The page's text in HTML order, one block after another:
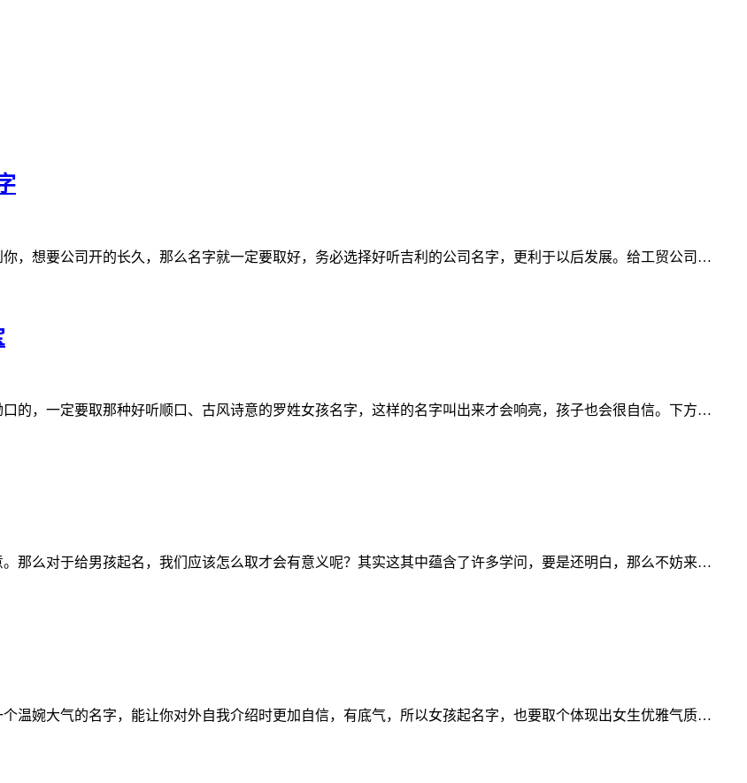
，想要公司开的长久，那么名字就一定要取好，务必选择好听吉利的公司名字，更利于以后发展。给工贸公司…
的，一定要取那种好听顺口、古风诗意的罗姓女孩名字，这样的名字叫出来才会响亮，孩子也会很自信。下方…
那么对于给男孩起名，我们应该怎么取才会有意义呢？其实这其中蕴含了许多学问，要是还明白，那么不妨来…
温婉大气的名字，能让你对外自我介绍时更加自信，有底气，所以女孩起名字，也要取个体现出女生优雅气质…